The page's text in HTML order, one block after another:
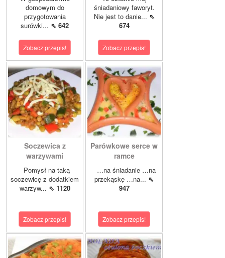
domowym do
przygotowania
surówki... ⇖ 642
Zobacz przepis!
śniadaniowy faworyt.
Nie jest to danie... ⇖
674
Zobacz przepis!
Soczewica z
warzywami
Pomysł na taką
soczewicę z dodatkiem
warzyw... ⇖ 1120
Zobacz przepis!
Parówkowe serce w
ramce
…na śniadanie …na
przekąskę …na... ⇖
947
Zobacz przepis!